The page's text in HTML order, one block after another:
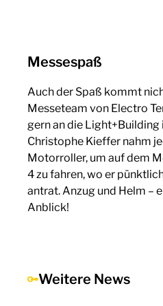
Messespaß
Auch der Spaß kommt
Messeteam von Electro
gern an die Light+Building
Christophe Kieffer nahm
Motorroller, um auf dem
4 zu fahren, wo er
antrat. Anzug und Helm –
Anblick!
Weitere News